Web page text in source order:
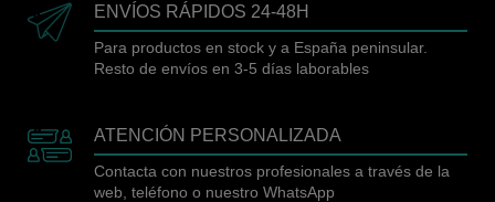
ENVÍOS RÁPIDOS 24-48H
Para productos en stock y a España peninsular.
Resto de envíos en 3-5 días laborables
ATENCIÓN PERSONALIZADA
Contacta con nuestros profesionales a través de la
web, teléfono o nuestro WhatsApp